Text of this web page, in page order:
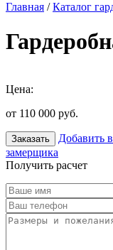
Главная /Каталог
Цена:
от 110 000 руб.
Заказать Добавить
замерщика
Получить расчет